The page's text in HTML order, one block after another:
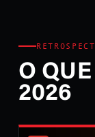
O
2026